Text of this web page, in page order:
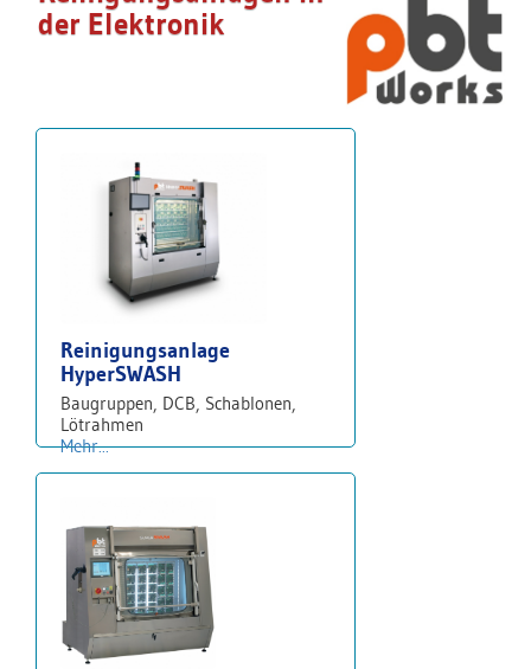
der Elektronik
Reinigungsanlage
HyperSWASH
Baugruppen, DCB, Schablonen,
Lötrahmen
Mehr...